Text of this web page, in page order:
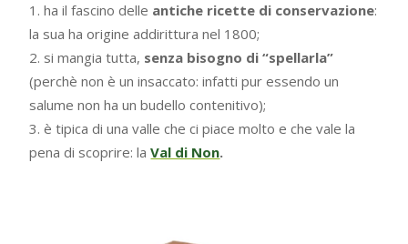
ha il fascino delle antiche ricette di conservazione:
la sua ha origine addirittura nel 1800;
si mangia tutta, senza bisogno di “spellarla”
(perchè non è un insaccato: infatti pur essendo un
salume non ha un budello contenitivo);
è tipica di una valle che ci piace molto e che vale la
pena di scoprire: laVal di Non.